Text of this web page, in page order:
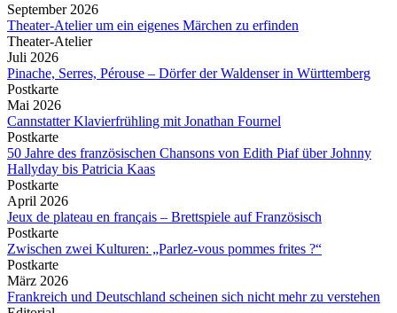
September 2026
Theater-Atelier um ein eigenes Märchen zu erfinden
Theater-Atelier
Juli 2026
Pinache, Serres, Pérouse – Dörfer der Waldenser in Württemberg
Postkarte
Mai 2026
Cannstatter Klavierfrühling mit Jonathan Fournel
Postkarte
50 Jahre des französischen Chansons von Edith Piaf über Johnny
Hallyday bis Patricia Kaas
Postkarte
April 2026
Jeux de plateau en français – Brettspiele auf Französisch
Postkarte
Zwischen zwei Kulturen: „Parlez-vous pommes frites ?“
Postkarte
März 2026
Frankreich und Deutschland scheinen sich nicht mehr zu verstehen